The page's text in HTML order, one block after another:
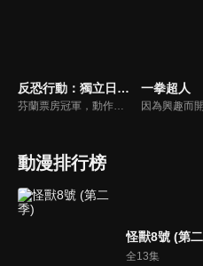
反恐行動：獨立日(影集版)
芬蘭票房冠軍，動作驚悚鉅片影集版。12月6日是芬蘭的國慶日：獨立日，但今年顯得特別不平靜，總統官邸遭到恐怖份子襲擊，連總統在內的大批貴賓遭挾持成為人質！安全情報局幹員麥克斯被指派為這場人質危機的談判專家。
一拳超人
動漫排行榜
怪獸8號 (第
全13集